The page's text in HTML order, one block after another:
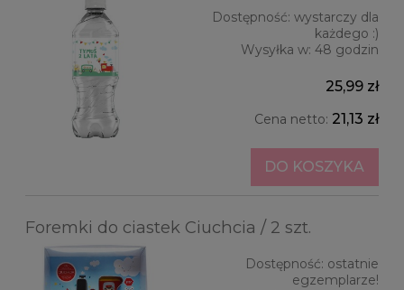
Dostępność: wystarczy dla
każdego :)
Wysyłka w: 48 godzin
25,99 zł
Cena netto: 21,13 zł
DO KOSZYKA
Foremki do ciastek Ciuchcia / 2 szt.
Dostępność: ostatnie
egzemplarze!